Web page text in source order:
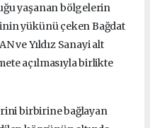
yaşanan bölgelerin
yükünü çeken Bağdat
ve Yıldız Sanayi alt
açılmasıyla birlikte
birbirine bağlayan